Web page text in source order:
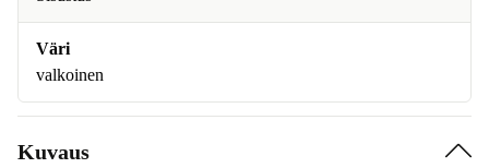
Väri
valkoinen
Kuvaus